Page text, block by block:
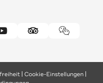
Cookie-Einstellungen